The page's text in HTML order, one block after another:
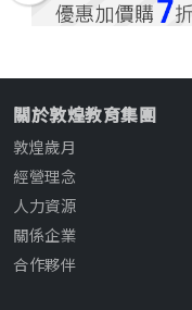
關於敦煌教育集團
敦煌歲月
經營理念
人力資源
關係企業
合作夥伴